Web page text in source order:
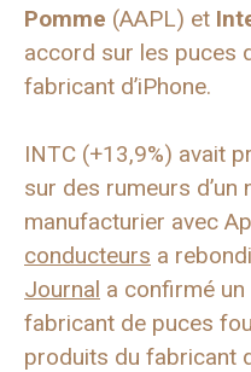
Pomme (AAPL) et
accord sur les puces
fabricant d’iPhone.
INTC (+13,9%) avait
sur des rumeurs d’un
manufacturier avec
conducteurs a
Journal a confirmé
fabricant de puces
produits du fabricant